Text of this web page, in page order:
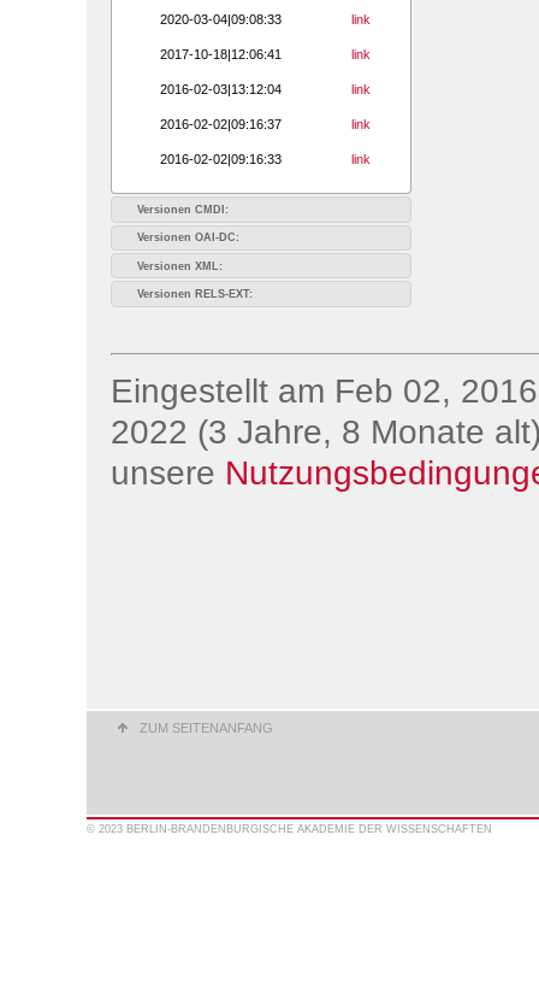
2020-03-04|09:08:33 link
2017-10-18|12:06:41 link
2016-02-03|13:12:04 link
2016-02-02|09:16:37 link
2016-02-02|09:16:33 link
Versionen CMDI:
Versionen OAI-DC:
Versionen XML:
Versionen RELS-EXT:
Eingestellt am Feb 02,
2022 (3 Jahre, 8 Monate
unsere
ZUM SEITENANFANG
© 2023 BERLIN-BRANDENBURGISCHE AKADEMIE DER WISSENSCHAFTEN